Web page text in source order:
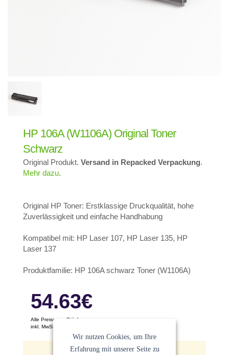
HP 106A (W1106A) Original Toner
Schwarz
Original Produkt. Versand in Repacked Verpackung.
Mehr dazu.
Original HP Toner: Erstklassige Druckqualität, hohe
Zuverlässigkeit und einfache Handhabung
Kompatibel mit: HP Laser 107, HP Laser 135, HP
Laser 137
Produktfamilie: HP 106A schwarz Toner (W1106A)
54.63€
Alle Preise pro Stück
inkl. MwSt. Keine Versandkosten
Wir nutzen Cookies, um Ihre
Erfahrung mit unserer Seite zu